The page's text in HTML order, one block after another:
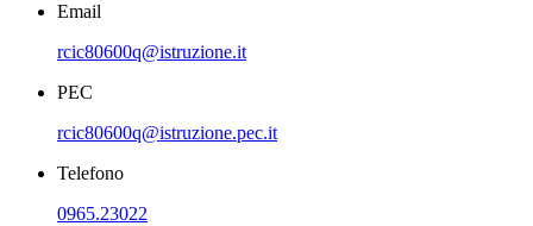
Email
rcic80600q@istruzione.it
PEC
rcic80600q@istruzione.pec.it
Telefono
0965.23022